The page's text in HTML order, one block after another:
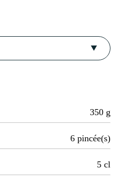
350 g
6 pincée(s)
5 cl